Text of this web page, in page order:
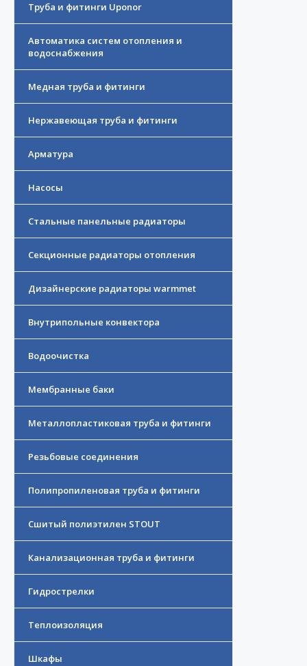
Труба и фитинги Uponor
Автоматика систем отопления и
водоснабжения
Медная труба и фитинги
Нержавеющая труба и фитинги
Арматура
Насосы
Стальные панельные радиаторы
Секционные радиаторы отопления
Дизайнерские радиаторы warmmet
Внутрипольные конвектора
Водоочистка
Мембранные баки
Металлопластиковая труба и фитинги
Резьбовые соединения
Полипропиленовая труба и фитинги
Сшитый полиэтилен STOUT
Канализационная труба и фитинги
Гидрострелки
Теплоизоляция
Шкафы